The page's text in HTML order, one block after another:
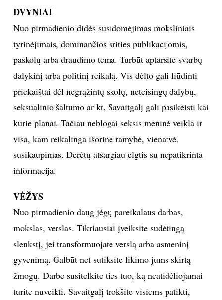
DVYNIAI
Nuo pirmadienio didės susidomėjimas moksliniais
tyrinėjimais, dominančios srities publikacijomis,
paskolų arba draudimo tema. Turbūt aptarsite svarbų
dalykinį arba politinį reikalą. Vis dėlto gali liūdinti
priekaištai dėl negrąžintų skolų, neteisingų dalybų,
seksualinio šaltumo ar kt. Savaitgalį gali pasikeisti kai
kurie planai. Tačiau neblogai seksis meninė veikla ir
visa, kam reikalinga išorinė ramybė, vienatvė,
susikaupimas. Derėtų atsargiau elgtis su nepatikrinta
informacija.
VĖŽYS
Nuo pirmadienio daug jėgų pareikalaus darbas,
mokslas, verslas. Tikriausiai įveiksite sudėtingą
slenkstį, jei transformuojate verslą arba asmeninį
gyvenimą. Galbūt net sutiksite likimo jums skirtą
žmogų. Darbe susitelkite ties tuo, ką neatidėliojamai
turite nuveikti. Savaitgalį trokšite visiems patikti,